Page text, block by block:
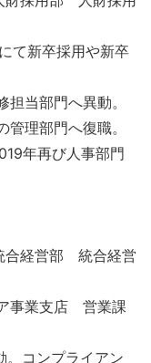
て新卒採用や新卒
当部門へ異動。
理部門へ復職。
年再び人事部門
合経営部 統合経営
事業支店 営業課
コンプライアン